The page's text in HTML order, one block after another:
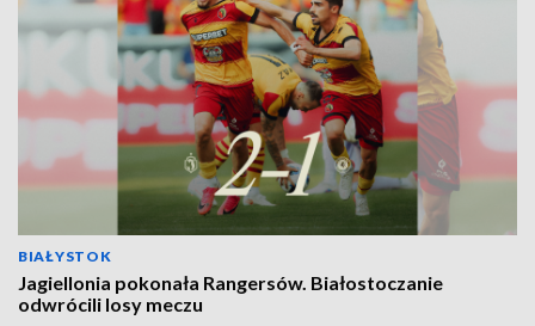
BIAŁYSTOK
Jagiellonia pokonała Rangersów. Białostoczanie
odwrócili losy meczu